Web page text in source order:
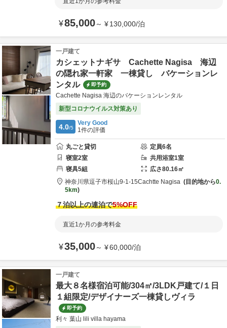
¥85,000～ ¥130,000/泊
一戸建て
カシェットナギサ Cachette Nagisa 海辺
の隠れ家一軒家 一棟貸し バケーションレ
ンタル
即予約
Cachette Nagisa 海辺のバケーションレンタル
新型コロナウイルス対策あり
4.0/5
Very Good
1件の評価
丸ごと貸切 定員6名
寝室2室 共用浴室1室
寝具5組 広さ80.16㎡
神奈川県逗子市桜山9-1-15Cachtte Nagisa 目的地から0.
5km
７泊以上の連泊で5%OFF
直近1か月の参考料金
¥35,000～ ¥60,000/泊
一戸建て
最大８名様宿泊可能/304㎡/3LDK戸建て/１日
１組限定/デザイナーズ一棟貸しヴィラ
即予約
利々 葉山 lili villa hayama